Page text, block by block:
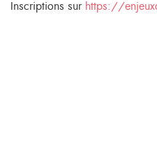
Inscriptions sur https://